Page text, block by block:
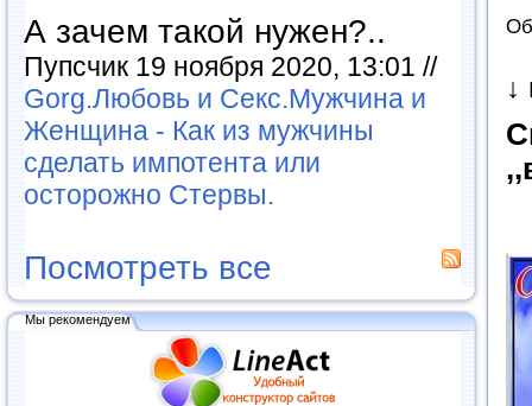
А зачем такой нужен?..
Пупсчик 19 ноября 2020, 13:01 //
Gorg.Любовь и Секс.Мужчина и
Женщина - Как из мужчины
сделать импотента или
осторожно Стервы.
Посмотреть все
Мы рекомендуем